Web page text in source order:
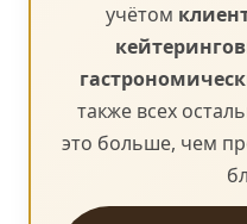
учётом
также всех
это больше, чем